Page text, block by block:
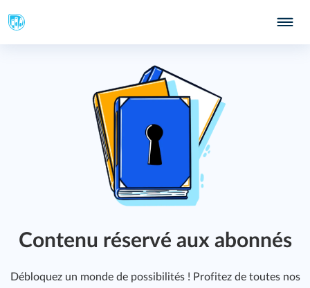
Contenu réservé aux abonnés
Débloquez un monde de possibilités ! Profitez de toutes nos